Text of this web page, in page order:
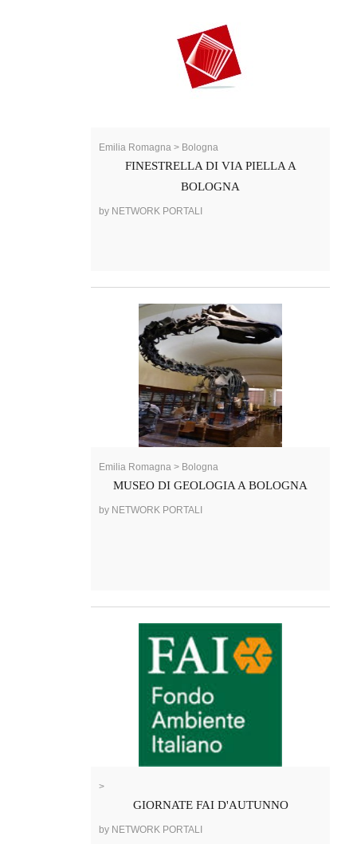
Emilia Romagna > Bologna
FINESTRELLA DI VIA PIELLA A
BOLOGNA
by NETWORK PORTALI
Emilia Romagna > Bologna
MUSEO DI GEOLOGIA A BOLOGNA
by NETWORK PORTALI
>
GIORNATE FAI D'AUTUNNO
by NETWORK PORTALI